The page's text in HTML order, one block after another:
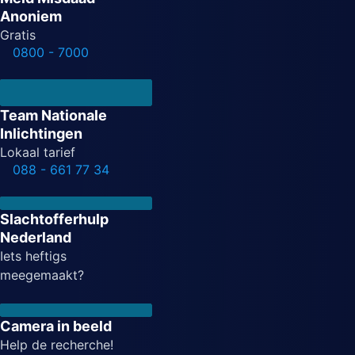
Anoniem
Gratis
0800 - 7000
Team Nationale
Inlichtingen
Lokaal tarief
088 - 661 77 34
Slachtofferhulp
Nederland
Iets heftigs
meegemaakt?
Camera in beeld
Help de recherche!